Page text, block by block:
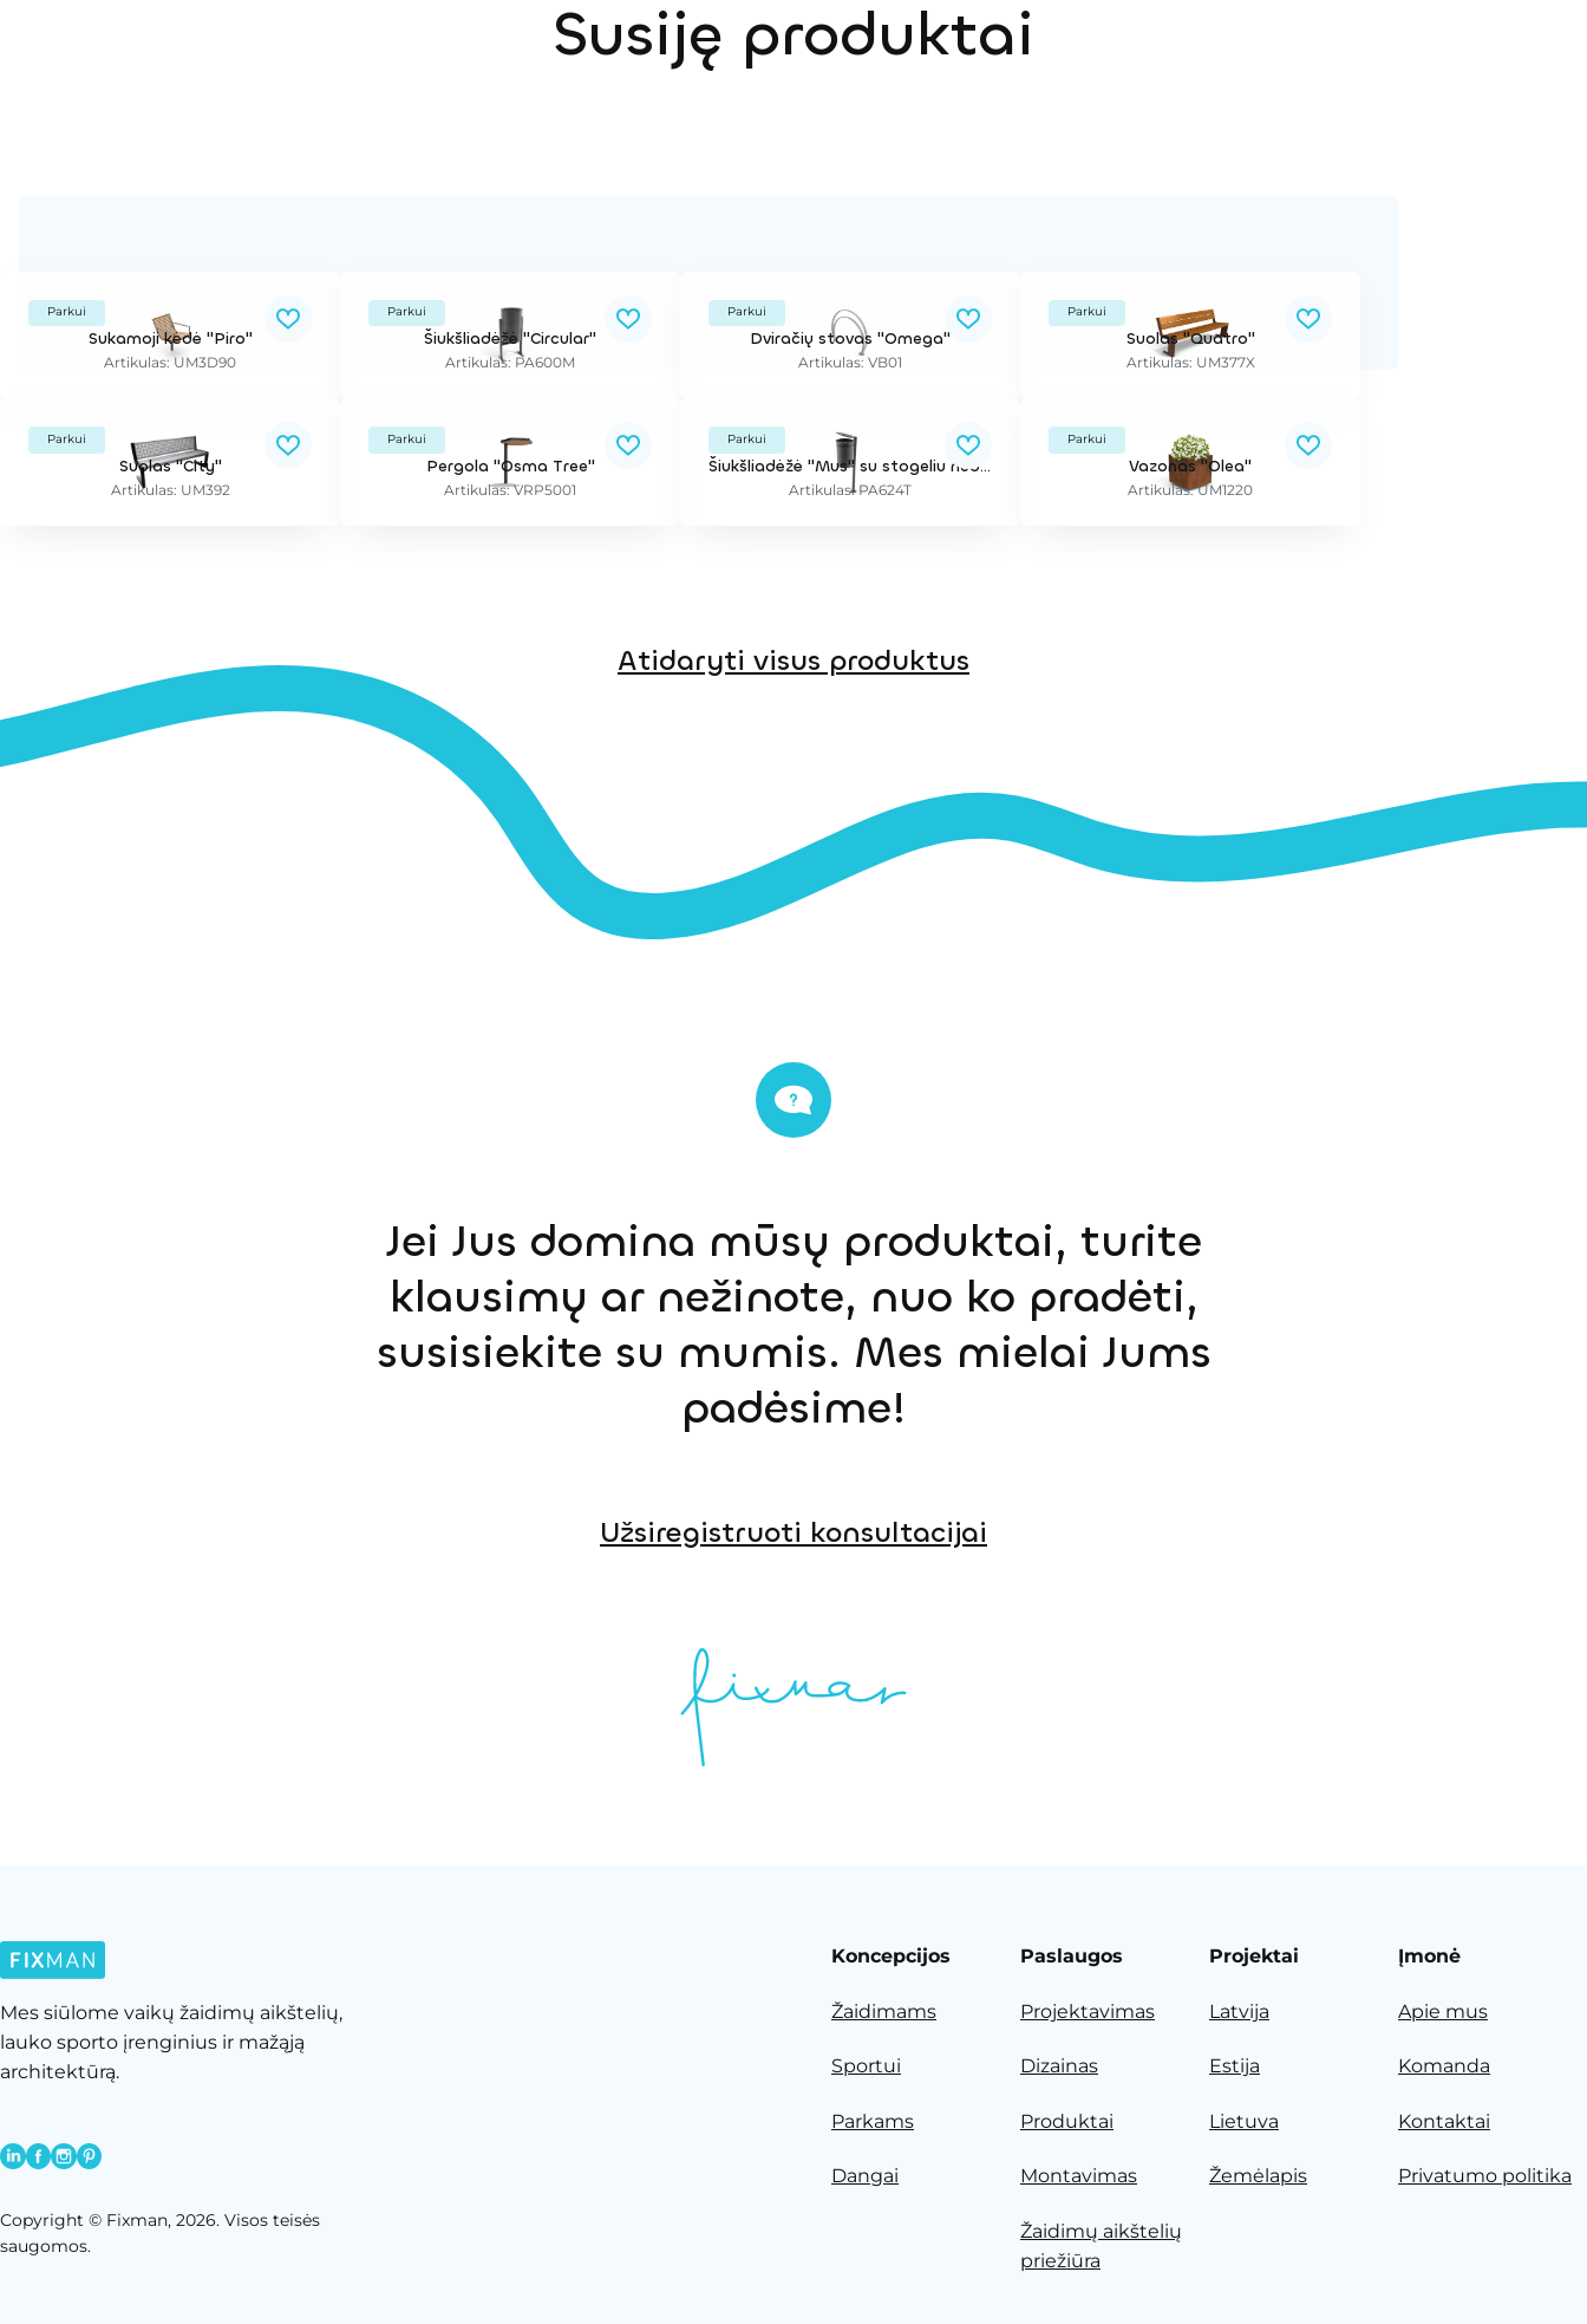
Susiję produktai
Parkui
Sukamoji kėdė "Piro"
Artikulas: UM3D90
Parkui
Šiukšliadėžė "Circular"
Artikulas: PA600M
Parkui
Dviračių stovas "Omega"
Artikulas: VB01
Parkui
Suolas "Quatro"
Artikulas: UM377X
Parkui
Suolas "City"
Artikulas: UM392
Parkui
Pergola "Osma Tree"
Artikulas: VRP5001
Parkui
Šiukšliadėžė "Mus" su stogeliu nuo lietaus
Artikulas: PA624T
Parkui
Vazonas "Olea"
Artikulas: UM1220
Atidaryti visus produktus
Jei Jus domina mūsų produktai, turite
klausimų ar nežinote, nuo ko pradėti,
susisiekite su mumis. Mes mielai Jums
padėsime!
Užsiregistruoti konsultacijai
Mes siūlome vaikų žaidimų aikštelių,
lauko sporto įrenginius ir mažąją
architektūrą.
Copyright © Fixman, 2026. Visos teisės
saugomos.
Koncepcijos
Žaidimams
Sportui
Parkams
Dangai
Paslaugos
Projektavimas
Dizainas
Produktai
Montavimas
Žaidimų aikštelių
priežiūra
Projektai
Latvija
Estija
Lietuva
Žemėlapis
Įmonė
Apie mus
Komanda
Kontaktai
Privatumo politika